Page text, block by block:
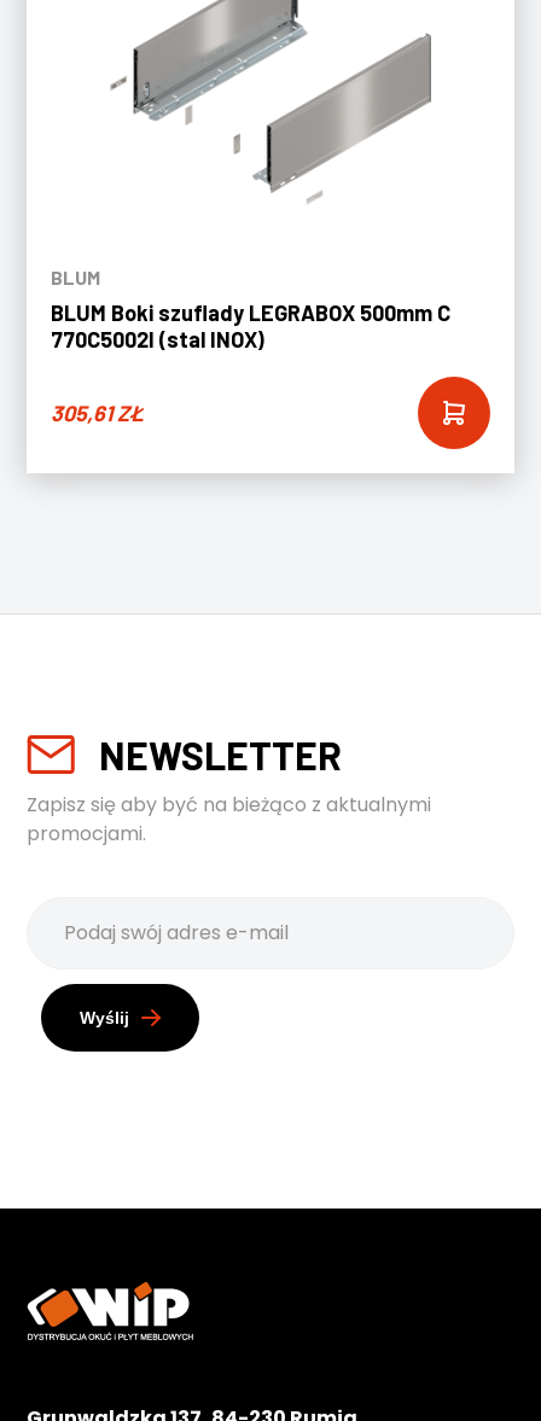
BLUM
BLUM Boki szuflady LEGRABOX 500mm C
770C5002I (stal INOX)
305,61ZŁ
NEWSLETTER
Zapisz się aby być na bieżąco z aktualnymi
promocjami.
Wyślij